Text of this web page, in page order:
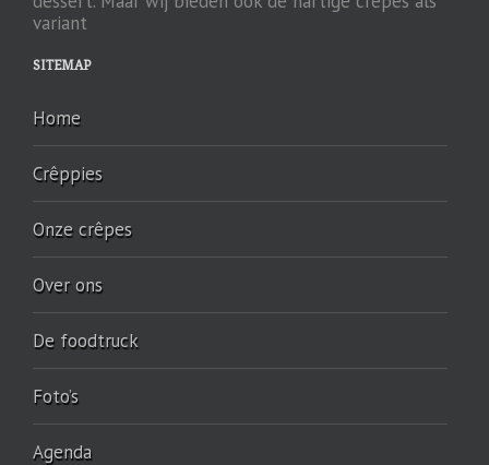
variant
SITEMAP
Home
Crêppies
Onze crêpes
Over ons
De foodtruck
Foto’s
Agenda